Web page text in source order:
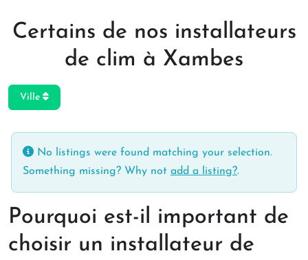
Certains de nos installateurs
de clim à Xambes
Ville
No listings were found matching your selection.
Something missing? Why not add a listing?.
Pourquoi est-il important de
choisir un installateur de